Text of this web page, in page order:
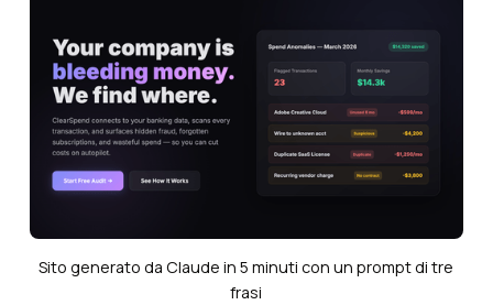
Sito generato da Claude in 5 minuti con un prompt di tre
frasi